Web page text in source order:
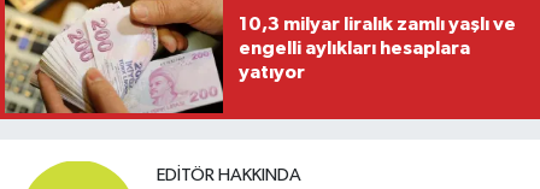
10,3 milyar liralık zamlı yaşlı ve
engelli aylıkları hesaplara
yatıyor
EDITÖR HAKKINDA